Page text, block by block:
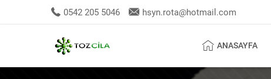
0542 205 5046 hsyn.rota@hotmail.com
ANASAYFA